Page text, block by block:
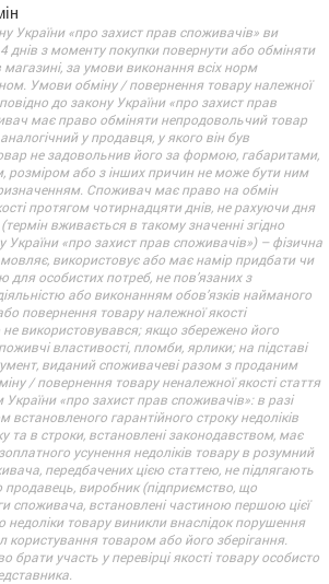
України «про захист прав споживачів» ви
днів з моменту покупки повернути або обміняти
за умови виконання всіх норм
Умови обміну / повернення товару належної
до закону України «про захист прав
має право обміняти непродовольчий товар
у продавця, у якого він був
не задовольнив його за формою, габаритами,
розміром або з інших причин не може бути ним
Споживач має право на обмін
протягом чотирнадцяти днів, не рахуючи дня
вживається в такому значенні згідно
України «про захист прав споживачів») – фізична
використовує або має намір придбати чи
для особистих потреб, не пов’язаних з
або виконанням обов’язків найманого
повернення товару належної якості
використовувався; якщо збережено його
властивості, пломби, ярлики; на підставі
виданий споживачеві разом з проданим
/ повернення товару неналежної якості стаття
України «про захист прав споживачів»: в разі
встановленого гарантійного строку недоліків
та в строки, встановлені законодавством, має
усунення недоліків товару в розумний
передбачених цією статтею, не підлягають
виробник (підприємство, що
споживача, встановлені частиною першою цієї
недоліки товару виникли внаслідок порушення
товаром або його зберігання.
участь у перевірці якості товару особисто